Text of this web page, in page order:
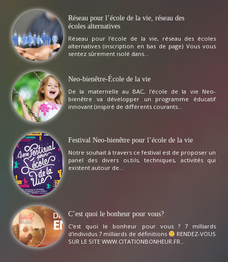
Réseau pour l’école de la vie, réseau des
écoles alternatives
Réseau pour l'école de la vie, réseau des écoles
alternatives (inscription en bas de page) Vous vous
sentez sûrement isolé dans...
Neo-bienêtre-École de la vie
De la maternelle au BAC, l'école de la vie Neo-
bienêtre va développer un programme éducatif
innovant (inspiré de différents courants...
Festival Neo-bienêtre pour l’école de la vie
Notre souhait à travers ce festival est de proposer un
panel des divers outils, techniques, activités qui
existent autour de...
C’est quoi le bonheur pour vous?
C'est quoi le bonheur pour vous ? 7 milliards
d'individus 7 milliards de définitions
RENDEZ-VOUS
SUR LE SITE WWW.CITATIONBONHEUR.FR...